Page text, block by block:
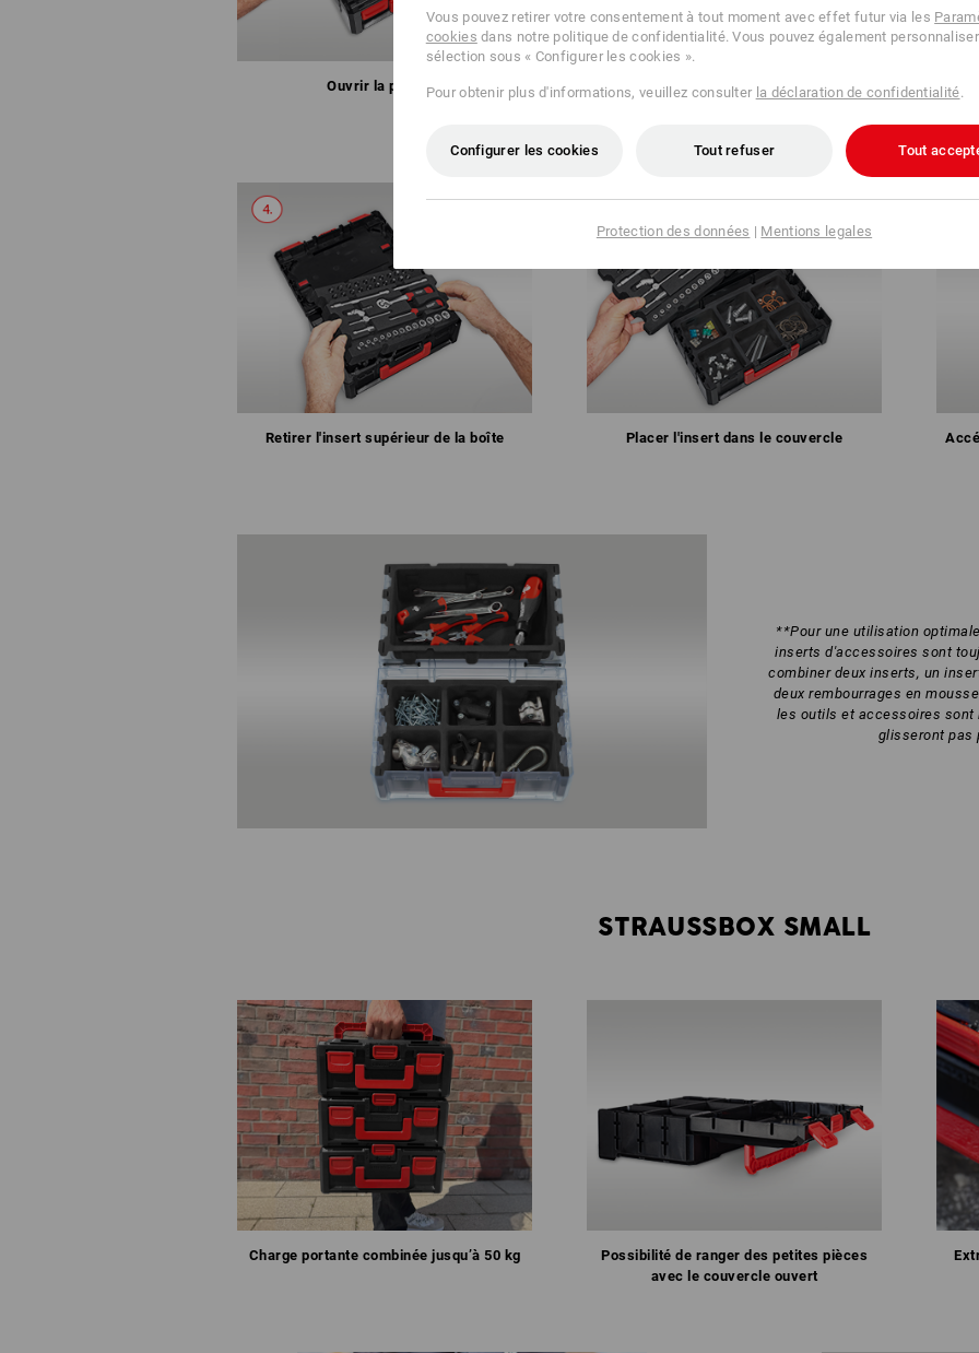
Ouvrir la poignée Ouvrir la STRAUSSbox 125 small
Le
Retirer l'insert supérieur de la boîte Placer l'insert dans le couvercle
**Pour une utilisation
inserts d'accessoires sont
combiner deux inserts, un
deux rembourrages en
les outils et accessoires sont
glisseront pas
STRAUSSBOX SMALL
Charge portante combinée jusqu’à 50 kg
Possibilité de ranger des petites pièces
avec le couvercle ouvert
Vous pouvez retirer votre consentement à tout moment avec effet futur via les
cookies dans notre politique de confidentialité. Vous pouvez également
sélection sous « Configurer les cookies ».
Pour obtenir plus d'informations, veuillez consulter la déclaration de confidentialité.
Configurer les cookies Tout refuser Tout
Protection des données | Mentions legales